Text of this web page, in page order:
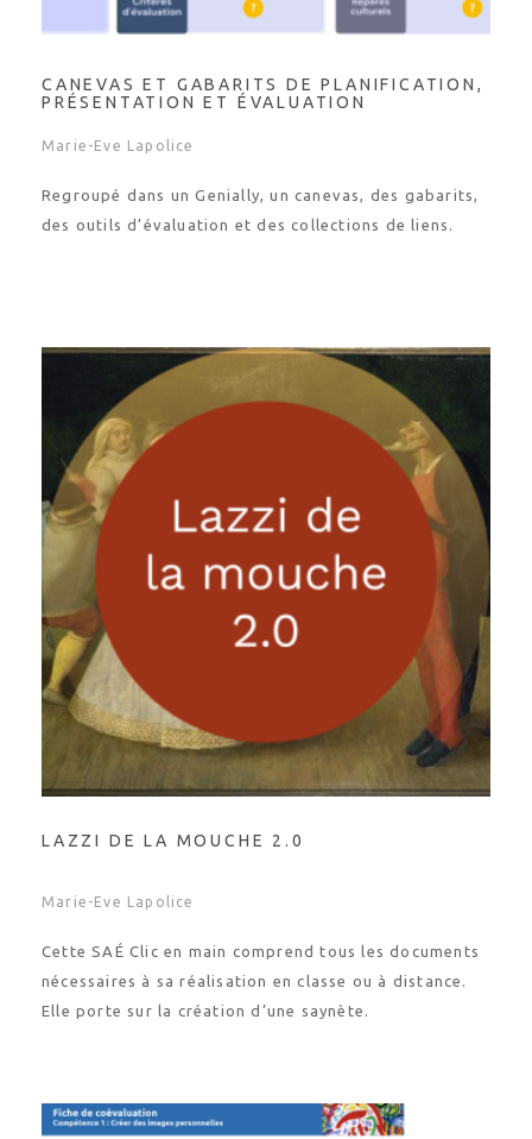
CANEVAS ET GABARITS DE PLANIFICATION,
PRÉSENTATION ET ÉVALUATION
Marie-Eve Lapolice
Regroupé dans un Genially, un canevas, des gabarits,
des outils d’évaluation et des collections de liens.
LAZZI DE LA MOUCHE 2.0
Marie-Eve Lapolice
Cette SAÉ Clic en main comprend tous les documents
nécessaires à sa réalisation en classe ou à distance.
Elle porte sur la création d’une saynète.